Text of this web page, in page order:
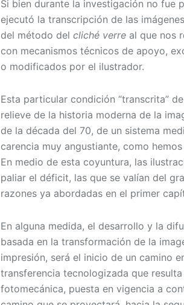
Si bien durante la investigación no fue
ejecutó la transcripción de las
del método del cliché verre al que nos
con mecanismos técnicos de apoyo,
o modificados por el ilustrador.
Esta particular condición “transcrita”
relieve de la historia moderna de la
de la década del 70, de un sistema
carencia muy angustiante, como
En medio de esta coyuntura, las
paliar el déficit, las que se valían del
razones ya abordadas en el primer
En alguna medida, el desarrollo y la
basada en la transformación de la
impresión, será el inicio de un camino
transferencia tecnologizada que
fotomecánica, puesta en vigencia a